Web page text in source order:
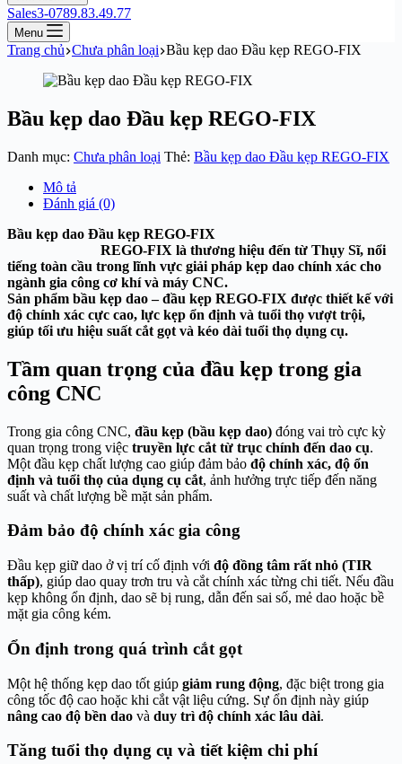
Sales3-0789.83.49.77
Menu
Trang chủ Chưa phân loại Bầu kẹp dao Đầu kẹp REGO-FIX
Bầu kẹp dao Đầu kẹp REGO-FIX
Danh mục: Chưa phân loại Thẻ: Bầu kẹp dao Đầu kẹp REGO-FIX
Mô tả
Đánh giá (0)
Bầu kẹp dao Đầu kẹp REGO-FIX
REGO-FIX là thương hiệu đến từ Thụy Sĩ, nổi
tiếng toàn cầu trong lĩnh vực giải pháp kẹp dao chính xác cho
ngành gia công cơ khí và máy CNC.
Sản phẩm bầu kẹp dao – đầu kẹp REGO-FIX được thiết kế với
độ chính xác cực cao, lực kẹp ổn định và tuổi thọ vượt trội,
giúp tối ưu hiệu suất cắt gọt và kéo dài tuổi thọ dụng cụ.
Tầm quan trọng của đầu kẹp trong gia
công CNC
Trong gia công CNC, đầu kẹp (bầu kẹp dao) đóng vai trò cực kỳ
quan trọng trong việc truyền lực cắt từ trục chính đến dao cụ.
Một đầu kẹp chất lượng cao giúp đảm bảo độ chính xác, độ ổn
định và tuổi thọ của dụng cụ cắt, ảnh hưởng trực tiếp đến năng
suất và chất lượng bề mặt sản phẩm.
Đảm bảo độ chính xác gia công
Đầu kẹp giữ dao ở vị trí cố định với độ đồng tâm rất nhỏ (TIR
thấp), giúp dao quay trơn tru và cắt chính xác từng chi tiết. Nếu đầu
kẹp không ổn định, dao sẽ bị rung, dẫn đến sai số, mẻ dao hoặc bề
mặt gia công kém.
Ổn định trong quá trình cắt gọt
Một hệ thống kẹp dao tốt giúp giảm rung động, đặc biệt trong gia
công tốc độ cao hoặc khi cắt vật liệu cứng. Sự ổn định này giúp
nâng cao độ bền dao và duy trì độ chính xác lâu dài.
Tăng tuổi thọ dụng cụ và tiết kiệm chi phí